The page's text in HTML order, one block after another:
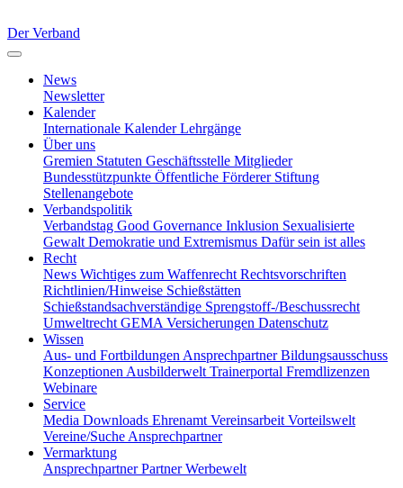
Der Verband
News
Newsletter
Kalender
Internationale KalenderLehrgänge
Über uns
Gremien Statuten Geschäftsstelle Mitglieder
Bundesstützpunkte Öffentliche Förderer Stiftung
Stellenangebote
Verbandspolitik
Verbandstag Good Governance Inklusion Sexualisierte
Gewalt Demokratie und Extremismus Dafür sein ist alles
Recht
News Wichtiges zum Waffenrecht Rechtsvorschriften
Richtlinien/Hinweise Schießstätten
Schießstandsachverständige Sprengstoff-/Beschussrecht
Umweltrecht GEMA Versicherungen Datenschutz
Wissen
Aus- und Fortbildungen AnsprechpartnerBildungsausschuss
Konzeptionen Ausbilderwelt Trainerportal Fremdlizenzen
Webinare
Service
Media Downloads Ehrenamt Vereinsarbeit Vorteilswelt
Vereine/Suche Ansprechpartner
Vermarktung
AnsprechpartnerPartnerWerbewelt